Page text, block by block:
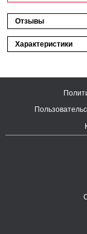
Отзывы
Характеристики